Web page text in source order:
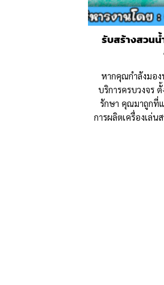
รับสร้างสวน
หากคุณกำลังมอง
บริการครบวงจร
รักษา คุณมาถูกที่
การผลิตเครื่องเล่